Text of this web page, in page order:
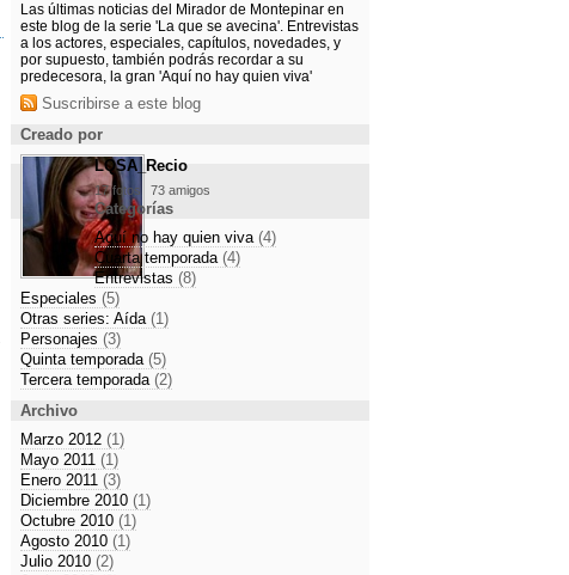
Las últimas noticias del Mirador de Montepinar en
este blog de la serie 'La que se avecina'. Entrevistas
a los actores, especiales, capítulos, novedades, y
por supuesto, también podrás recordar a su
predecesora, la gran 'Aquí no hay quien viva'
Suscribirse a este blog
Creado por
LQSA_Recio
17 fotos 73 amigos
Categorías
Aquí no hay quien viva (4)
Cuarta temporada (4)
Entrevistas (8)
Especiales (5)
Otras series: Aída (1)
Personajes (3)
Quinta temporada (5)
Tercera temporada (2)
Archivo
Marzo 2012 (1)
Mayo 2011 (1)
Enero 2011 (3)
Diciembre 2010 (1)
Octubre 2010 (1)
Agosto 2010 (1)
Julio 2010 (2)